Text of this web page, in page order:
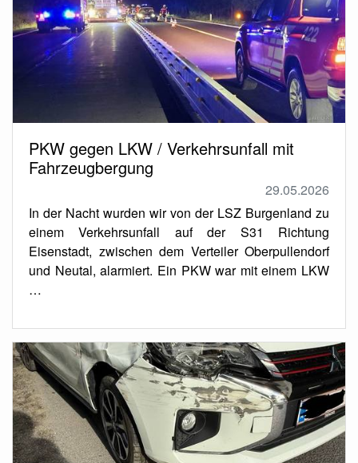
PKW gegen LKW / Verkehrsunfall mit
Fahrzeugbergung
29.05.2026
In der Nacht wurden wir von der LSZ Burgenland zu
einem Verkehrsunfall auf der S31 Richtung
Eisenstadt, zwischen dem Verteiler Oberpullendorf
und Neutal, alarmiert. Ein PKW war mit einem LKW
…